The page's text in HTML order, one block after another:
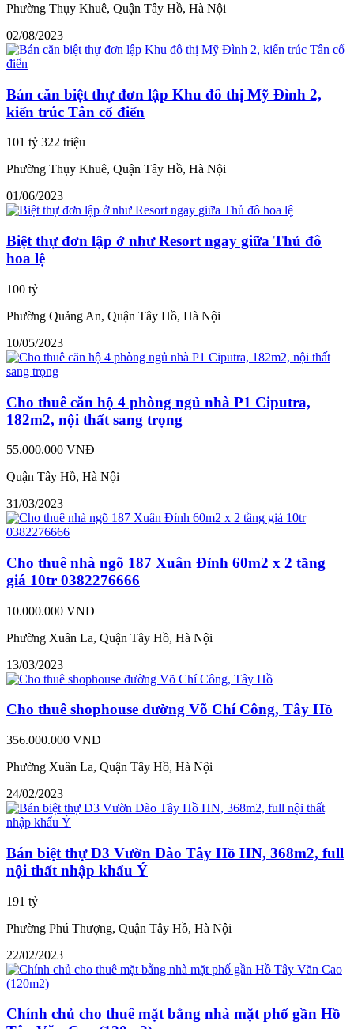
Phường Thụy Khuê, Quận Tây Hồ, Hà Nội
02/08/2023
Bán căn biệt thự đơn lập Khu đô thị Mỹ Đình 2,
kiến trúc Tân cổ điển
101 tỷ 322 triệu
Phường Thụy Khuê, Quận Tây Hồ, Hà Nội
01/06/2023
Biệt thự đơn lập ở như Resort ngay giữa Thủ đô
hoa lệ
100 tỷ
Phường Quảng An, Quận Tây Hồ, Hà Nội
10/05/2023
Cho thuê căn hộ 4 phòng ngủ nhà P1 Ciputra,
182m2, nội thất sang trọng
55.000.000 VNĐ
Quận Tây Hồ, Hà Nội
31/03/2023
Cho thuê nhà ngõ 187 Xuân Đỉnh 60m2 x 2 tầng
giá 10tr 0382276666
10.000.000 VNĐ
Phường Xuân La, Quận Tây Hồ, Hà Nội
13/03/2023
Cho thuê shophouse đường Võ Chí Công, Tây Hồ
356.000.000 VNĐ
Phường Xuân La, Quận Tây Hồ, Hà Nội
24/02/2023
Bán biệt thự D3 Vườn Đào Tây Hồ HN, 368m2, full
nội thất nhập khẩu Ý
191 tỷ
Phường Phú Thượng, Quận Tây Hồ, Hà Nội
22/02/2023
Chính chủ cho thuê mặt bằng nhà mặt phố gần Hồ